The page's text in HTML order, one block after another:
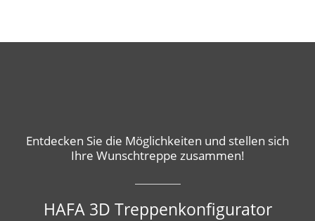
Entdecken Sie die Möglichkeiten und stellen sich
Ihre Wunschtreppe zusammen!
HAFA 3D Treppenkonfigurator